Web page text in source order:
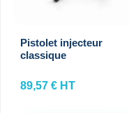
Pistolet injecteur
classique
89,57 € HT